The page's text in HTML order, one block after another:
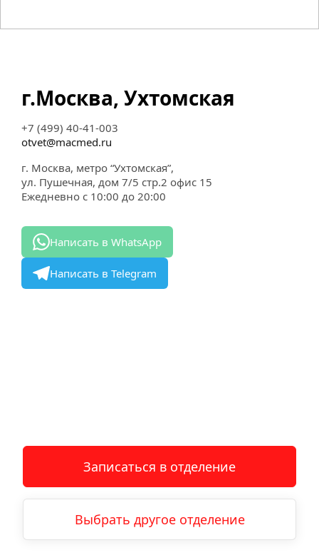
г.Москва, Ухтомская
+7 (499) 40-41-003
otvet@macmed.ru
г. Москва, метро “Ухтомская”,
ул. Пушечная, дом 7/5 стр.2 офис 15
Ежедневно с 10:00 до 20:00
Написать в WhatsApp
Написать в Telegram
Записаться в отделение
Выбрать другое отделение